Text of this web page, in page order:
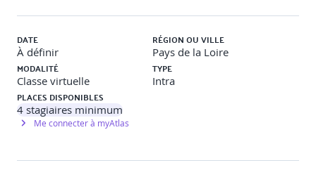
DATE
À définir
RÉGION OU VILLE
Pays de la Loire
MODALITÉ
Classe virtuelle
TYPE
Intra
PLACES DISPONIBLES
4 stagiaires minimum
Me connecter à myAtlas